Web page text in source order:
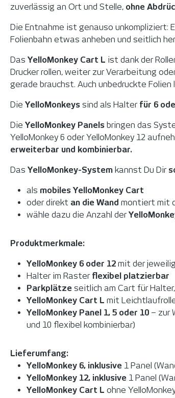
zuverlässig an Ort und Stelle, ohne
Die Entnahme ist genauso unkompliziert:
Folienbahn etwas anheben und seitlich
Das YelloMonkey Cart L ist dank der
Drucker rollen, weiter zur Verarbeitung
gerade brauchst. Auch unbedruckte Folien
Die YelloMonkeys sind als Halter für 6
Die YelloMonkey Panels bringen das
YelloMonkey 6 oder YelloMonkey 12
erweiterbar und kombinierbar.
Das YelloMonkey-System kannst Du Dir
als mobiles YelloMonkey Cart
oder direkt an die Wand montiert mit
wähle dazu die Anzahl der
Produktmerkmale:
YelloMonkey 6 oder 12 mit der
Halter im Raster flexibel platzierbar
Parkplätze seitlich am Cart für
YelloMonkey Cart L mit
YelloMonkey Panel 1, 5 oder 10 – zur
und 10 flexibel kombinierbar)
Lieferumfang:
YelloMonkey 6, inklusive 1 Panel
YelloMonkey 12, inklusive 1 Panel
YelloMonkey Cart L ohne